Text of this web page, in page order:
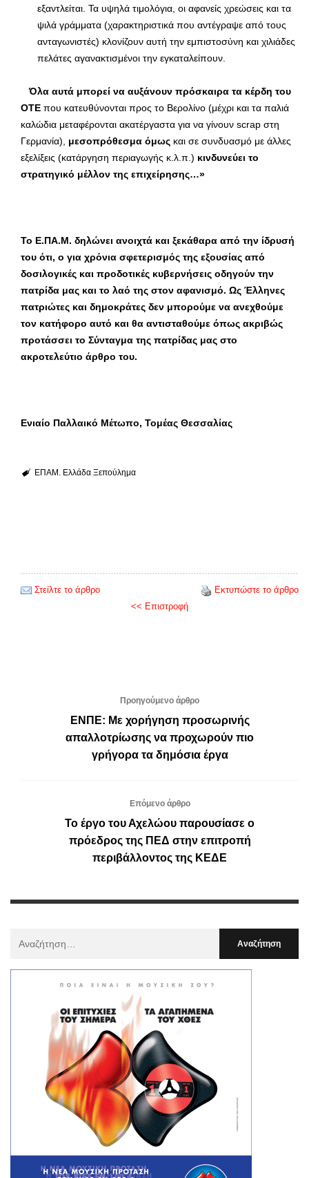
εξαντλείται. Τα υψηλά τιμολόγια, οι αφανείς χρεώσεις και τα
ψιλά γράμματα (χαρακτηριστικά που αντέγραψε από τους
ανταγωνιστές) κλονίζουν αυτή την εμπιστοσύνη και χιλιάδες
πελάτες αγανακτισμένοι την εγκαταλείπουν.
Όλα αυτά μπορεί να αυξάνουν πρόσκαιρα τα κέρδη του
ΟΤΕ που κατευθύνονται προς το Βερολίνο (μέχρι και τα παλιά
καλώδια μεταφέρονται ακατέργαστα για να γίνουν scrap στη
Γερμανία), μεσοπρόθεσμα όμως και σε συνδυασμό με άλλες
εξελίξεις (κατάργηση περιαγωγής κ.λ.π.) κινδυνεύει το
στρατηγικό μέλλον της επιχείρησης…»
Το Ε.ΠΑ.Μ. δηλώνει ανοιχτά και ξεκάθαρα από την ίδρυσή
του ότι, ο για χρόνια σφετερισμός της εξουσίας από
δοσιλογικές και προδοτικές κυβερνήσεις οδηγούν την
πατρίδα μας και το λαό της στον αφανισμό. Ως Έλληνες
πατριώτες και δημοκράτες δεν μπορούμε να ανεχθούμε
τον κατήφορο αυτό και θα αντισταθούμε όπως ακριβώς
προτάσσει το Σύνταγμα της πατρίδας μας στο
ακροτελεύτιο άρθρο του.
Ενιαίο Παλλαικό Μέτωπο, Τομέας Θεσσαλίας
ΕΠΑΜ. Ελλάδα Ξεπούλημα
Στείλτε το άρθρο
Εκτυπώστε το άρθρο
<< Επιστροφή
Προηγούμενο άρθρο
ΕΝΠΕ: Με χορήγηση προσωρινής
απαλλοτρίωσης να προχωρούν πιο
γρήγορα τα δημόσια έργα
Επόμενο άρθρο
Το έργο του Αχελώου παρουσίασε ο
πρόεδρος της ΠΕΔ στην επιτροπή
περιβάλλοντος της ΚΕΔΕ
: